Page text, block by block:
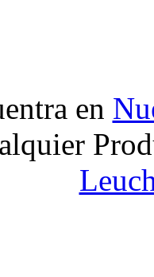
en